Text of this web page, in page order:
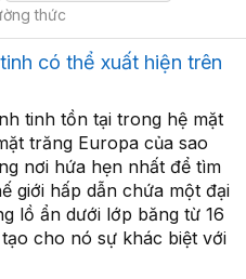
thức
có thể xuất hiện trên
tinh tồn tại trong hệ mặt
trăng Europa của sao
nơi hứa hẹn nhất để tìm
giới hấp dẫn chứa một đại
lồ ẩn dưới lớp băng từ 16
cho nó sự khác biệt với